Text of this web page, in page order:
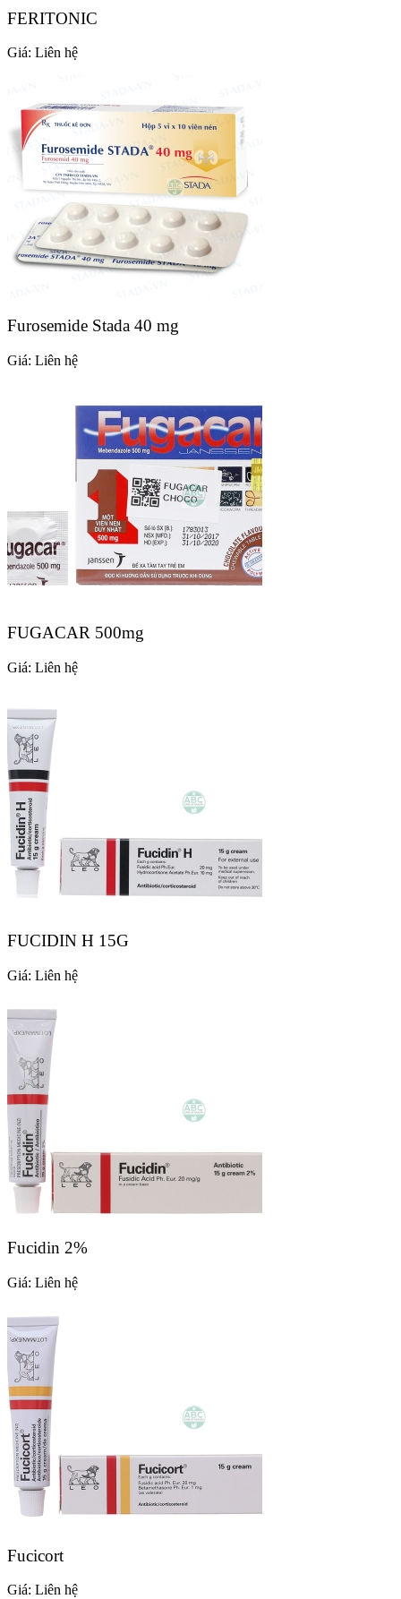
FERITONIC
Giá: Liên hệ
Furosemide Stada 40 mg
Giá: Liên hệ
FUGACAR 500mg
Giá: Liên hệ
FUCIDIN H 15G
Giá: Liên hệ
Fucidin 2%
Giá: Liên hệ
Fucicort
Giá: Liên hệ